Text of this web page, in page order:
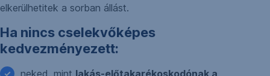
elkerülhetitek a sorban állást.
Ha nincs cselekvőképes
kedvezményezett:
neked, mint lakás-előtakarékoskodónak a